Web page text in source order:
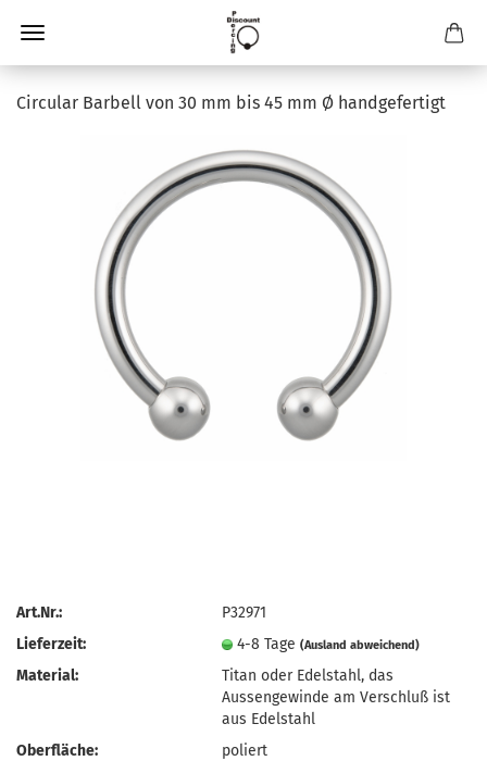
Circular Barbell von 30 mm bis 45 mm Ø handgefertigt
Art.Nr.:
P32971
Lieferzeit:
4-8 Tage(Ausland abweichend)
Material:
Titan oder Edelstahl, das
Aussengewinde am Verschluß ist
aus Edelstahl
Oberfläche:
poliert